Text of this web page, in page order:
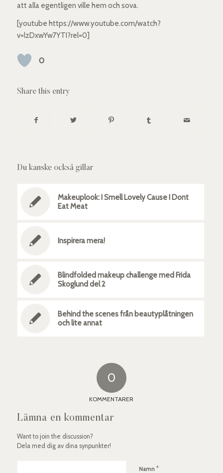
att alla egentligen ville hem och sova.
[youtube https://www.youtube.com/watch?
v=lzDxwYw7YTI?rel=0]
0
Share this entry
Du kanske också gillar
Makeuplook: I Smell Lovely Cause I Dont
Eat Meat
Inspirera mera!
Blindfolded makeup challenge med Frida
Skoglund del 2
Behind the scenes från beautyplåtningen
och lite annat
0
KOMMENTARER
Lämna en kommentar
Want to join the discussion?
Dela med dig av dina synpunkter!
Namn *